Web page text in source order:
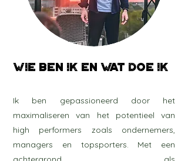
WIE BEN IK en WAT DOE IK
Ik ben gepassioneerd door het
maximaliseren van het potentieel van
high performers zoals ondernemers,
managers en topsporters. Met een